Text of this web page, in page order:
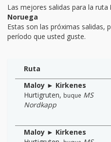
Las mejores salidas para la ruta
Noruega
Estas son las próximas salidas,
período que usted guste.
Ruta
Maloy ► Kirkenes
Hurtigruten, buque MS
Nordkapp
Maloy ► Kirkenes